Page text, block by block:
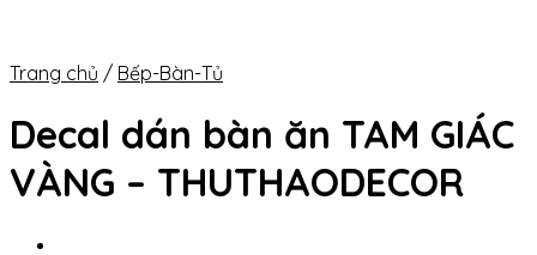
Trang chủ / Bếp-Bàn-Tủ
Decal dán bàn ăn TAM GIÁC
VÀNG – THUTHAODECOR